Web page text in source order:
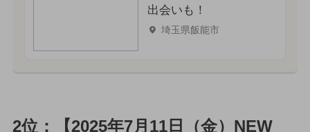
出会いも！
埼玉県飯能市
2位：【2025年7月11日（金）NEW